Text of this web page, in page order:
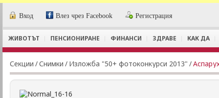
Вход Влез чрез Facebook Регистрация
ЖИВОТЪТ ПЕНСИОНИРАНЕ ФИНАНСИ ЗДРАВЕ КАК ДА
Секции /Снимки / Изложба "50+ фотоконкурси 2013" /